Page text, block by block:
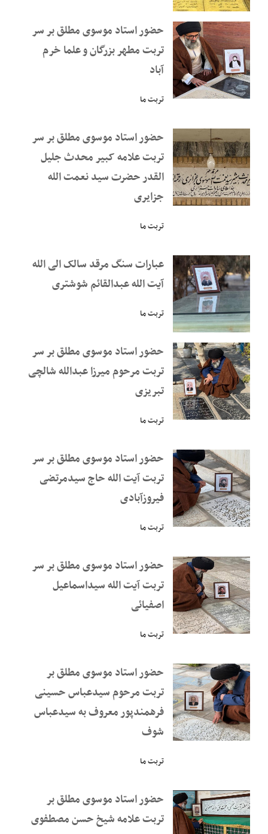
حضور استاد موسوی مطلق بر سر
تربت مطهر بزرگان و علما خرم
آباد
تربت ما
حضور استاد موسوی مطلق بر سر
تربت علامه کبیر محدث جلیل
القدر حضرت سید نعمت الله
جزایری
عبارات سنگ مرقد سالک الی الله
آیت الله عبدالقائم شوشتری
تربت ما
حضور استاد موسوی مطلق بر سر
تربت مرحوم میرزا عبدالله شالچی
تبریزی
تربت ما
حضور استاد موسوی مطلق بر سر
تربت آیت الله حاج سیدمرتضی
فیروزآبادی
تربت ما
حضور استاد موسوی مطلق بر سر
تربت آیت الله سیداسماعیل
اصفیائی
تربت ما
حضور استاد موسوی مطلق بر
تربت مرحوم سیدعباس حسینی
فرهمندپور معروف به سیدعباس
شوف
حضور استاد موسوی مطلق بر
تربت علامه شیخ حسن مصطفوی